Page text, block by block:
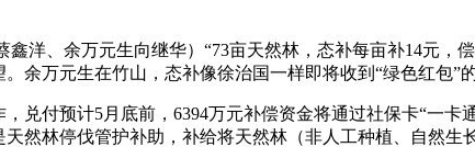
鑫洋、余万元生向继华）“73亩天然林，态补每亩补14元，
余万元生在竹山，态补像徐治国一样即将收到“绿色红包”
兑付预计5月底前，6394万元补偿资金将通过社保卡“一
然林停伐管护补助，补给将天然林（非人工种植、自然